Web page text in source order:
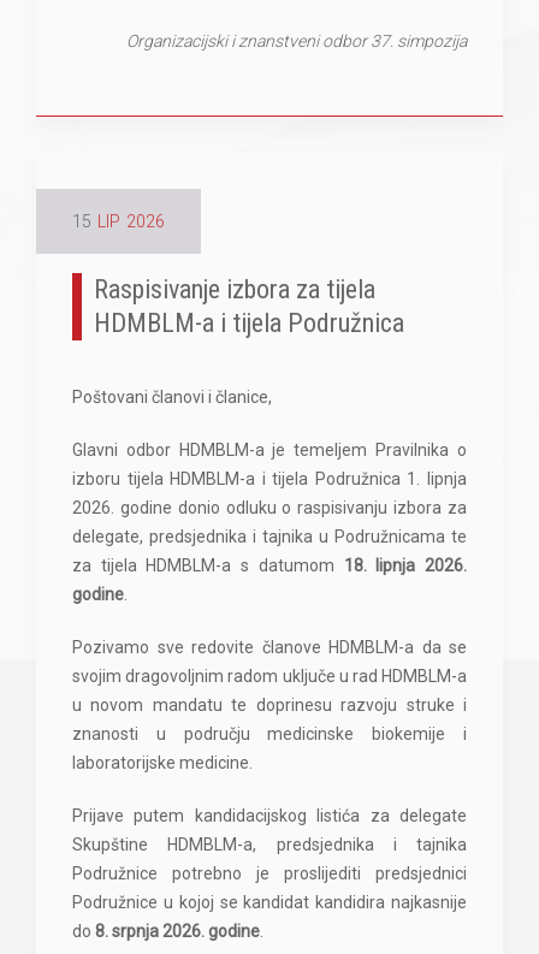
Organizacijski i znanstveni odbor 37. simpozija
15 LIP 2026
Raspisivanje izbora za tijela
HDMBLM-a i tijela Podružnica
Poštovani članovi i članice,
Glavni odbor HDMBLM-a je temeljem Pravilnika o
izboru tijela HDMBLM-a i tijela Podružnica 1. lipnja
2026. godine donio odluku o raspisivanju izbora za
delegate, predsjednika i tajnika u Podružnicama te
za tijela HDMBLM-a s datumom 18. lipnja 2026.
godine
Pozivamo sve redovite članove HDMBLM-a da se
svojim dragovoljnim radom uključe u rad HDMBLM-a
u novom mandatu te doprinesu razvoju struke i
znanosti u području medicinske biokemije i
laboratorijske medicine.
Prijave putem kandidacijskog listića za delegate
Skupštine HDMBLM-a, predsjednika i tajnika
Podružnice potrebno je proslijediti predsjednici
Podružnice u kojoj se kandidat kandidira najkasnije
do 8. srpnja 2026. godine